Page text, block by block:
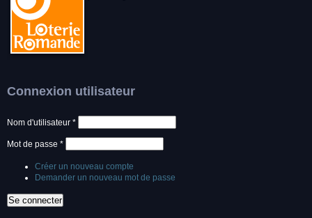
Connexion utilisateur
Nom d'utilisateur *
Mot de passe *
Créer un nouveau compte
Demander un nouveau mot de passe